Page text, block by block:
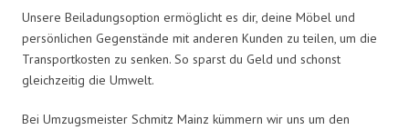
Unsere Beiladungsoption ermöglicht es dir, deine Möbel und
persönlichen Gegenstände mit anderen Kunden zu teilen, um die
Transportkosten zu senken. So sparst du Geld und schonst
gleichzeitig die Umwelt.
Bei Umzugsmeister Schmitz Mainz kümmern wir uns um den